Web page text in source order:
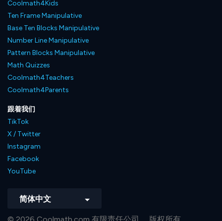
Coolmath4Kids
Ten Frame Manipulative
Base Ten Blocks Manipulative
Number Line Manipulative
Pattern Blocks Manipulative
Math Quizzes
Coolmath4Teachers
Coolmath4Parents
跟着我们
TikTok
X / Twitter
Instagram
Facebook
YouTube
简体中文